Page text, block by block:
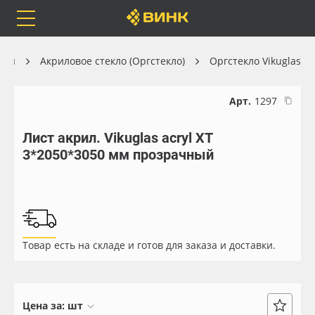
Каталог
Бренды
Доставка
Весь каталог
Самоклеящиеся плёнки
Листовые материалы
Акриловое стекло (Оргстекло) Оргстекло Vikuglas
Арт. 1297
Лист акрил. Vikuglas acryl XT
3*2050*3050 мм прозрачный
Товар есть на складе и готов для заказа и доставки.
Цена за: шт